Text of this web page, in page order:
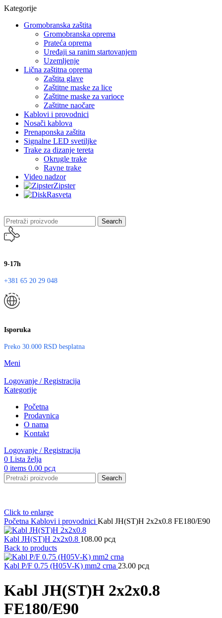
Kategorije
Gromobranska zaštita
Gromobranska oprema
Prateća oprema
Uređaji sa ranim startovanjem
Uzemljenje
Lična zaštitna oprema
Zaštita glave
Zaštitne maske za lice
Zaštitne maske za varioce
Zaštitne naočare
Kablovi i provodnici
Nosači kablova
Prenaponska zaštita
Signalne LED svetiljke
Trake za dizanje tereta
Okrugle trake
Ravne trake
Video nadzor
Zipster
Rasveta
Search
9-17h
+381 65 20 29 048
Isporuka
Preko 30.000 RSD besplatna
Meni
Logovanje / Registracija
Kategorije
Početna
Prodavnica
O nama
Kontakt
Logovanje / Registracija
0 Lista želja
0 items 0.00 рсд
Search
Click to enlarge
Početna Kablovi i provodnici Kabl JH(ST)H 2x2x0.8 FE180/E90
Kabl JH(ST)H 2x2x0.8 108.00 рсд
Back to products
Kabl P/F 0.75 (H05V-K) mm2 crna 23.00 рсд
Kabl JH(ST)H 2x2x0.8
FE180/E90